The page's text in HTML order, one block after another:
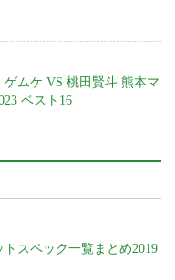
ゲムケ VS 桃田賢斗 熊本マ
ベスト16
スペック一覧まとめ2019